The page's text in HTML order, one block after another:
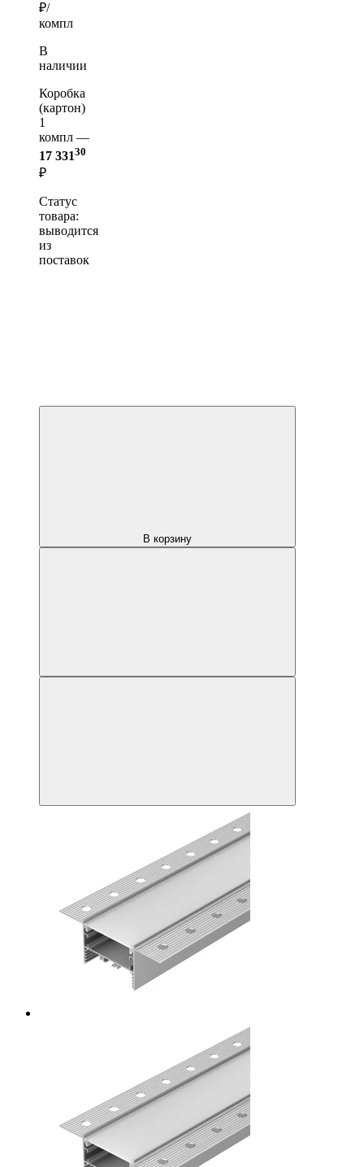
₽/
компл
В
наличии
Коробка
(картон)
1
компл —
17 33130
₽
Статус
товара:
выводится
из
поставок
В корзину